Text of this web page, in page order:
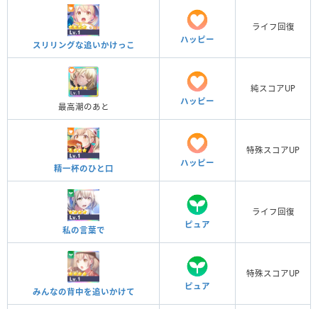
スリリングな追いかけっこ
ハッピー
ライフ回復
最高潮のあと
ハッピー
純スコアUP
精一杯のひと口
ハッピー
特殊スコアUP
私の言葉で
ピュア
ライフ回復
みんなの背中を追いかけて
ピュア
特殊スコアUP